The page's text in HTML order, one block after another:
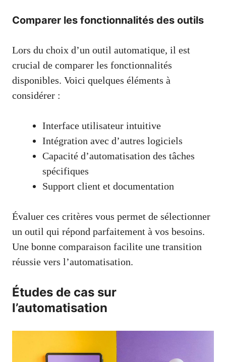
Comparer les fonctionnalités des outils
Lors du choix d’un outil automatique, il est
crucial de comparer les fonctionnalités
disponibles. Voici quelques éléments à
considérer :
Interface utilisateur intuitive
Intégration avec d’autres logiciels
Capacité d’automatisation des tâches
spécifiques
Support client et documentation
Évaluer ces critères vous permet de sélectionner
un outil qui répond parfaitement à vos besoins.
Une bonne comparaison facilite une transition
réussie vers l’automatisation.
Études de cas sur
l’automatisation